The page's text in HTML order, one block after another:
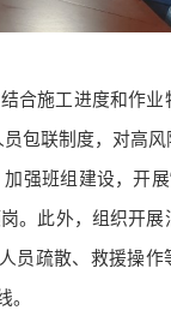
合施工进度和作业
包联制度，对高
强班组建设，开展
。此外，组织开展
员疏散、救援操作
。